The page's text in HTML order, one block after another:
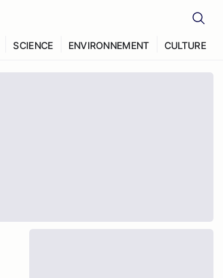
SCIENCE ENVIRONNEMENT CULTURE